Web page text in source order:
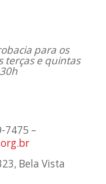
para os
terças e quintas
7475 –
Bela Vista